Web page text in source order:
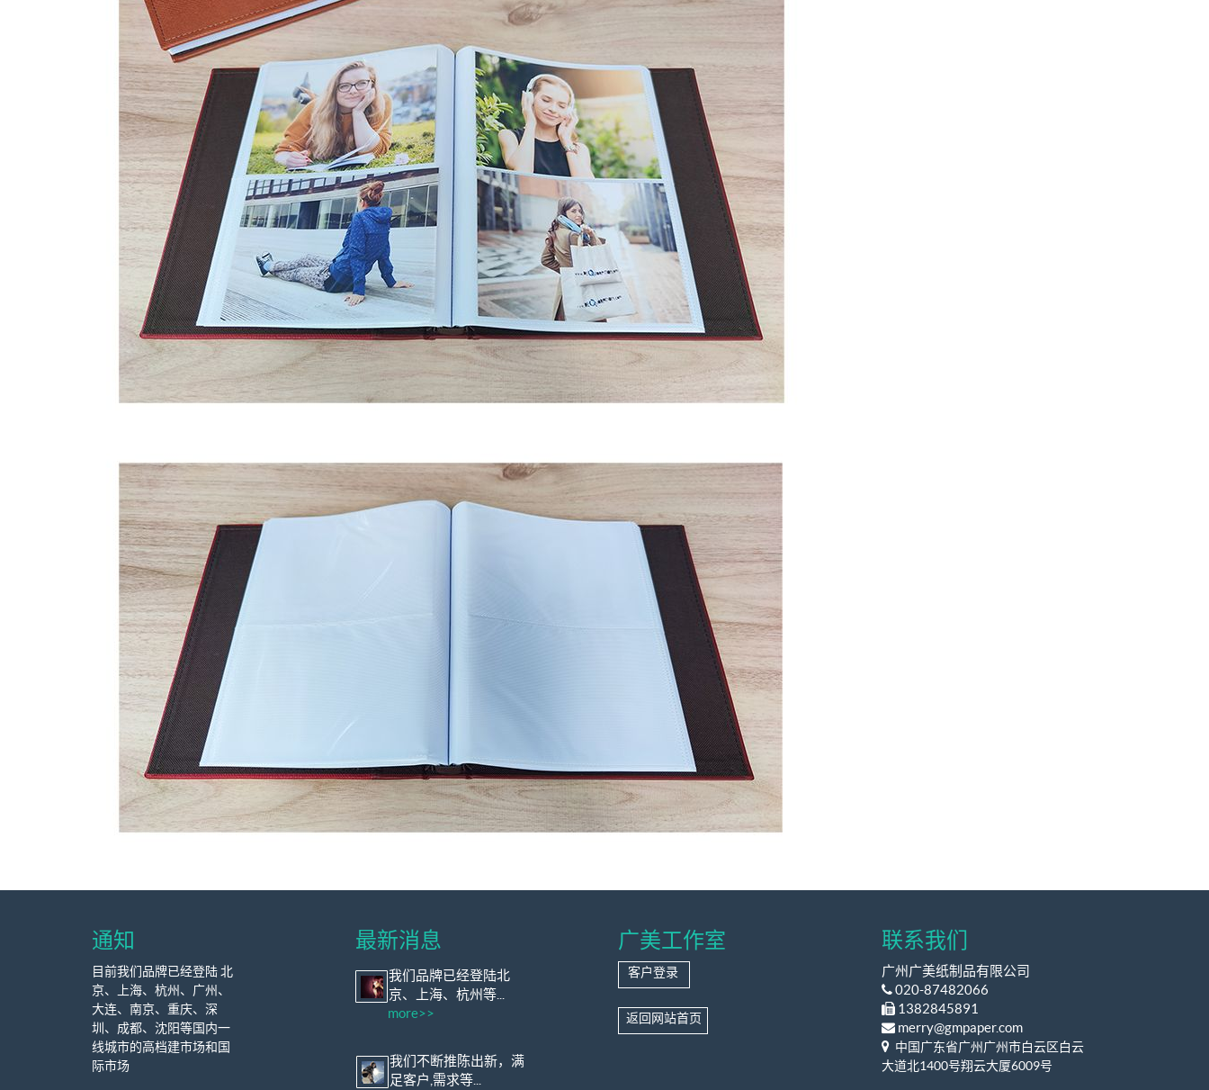
通知
目前我们品牌已经登陆 北
京、上海、杭州、广州、
大连、南京、重庆、深
圳、成都、沈阳等国内一
线城市的高档建市场和国
际市场
最新消息
我们品牌已经登陆北
京、上海、杭州等...
more>>
我们不断推陈出新，满
足客户,需求等...
广美工作室
客户登录
返回网站首页
联系我们
广州广美纸制品有限公司
020-87482066
1382845891
merry@gmpaper.com
中国广东省广州广州市白云区白云
大道北1400号翔云大厦6009号